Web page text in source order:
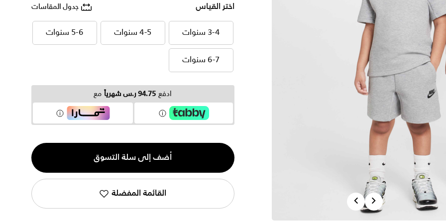
PreviousNext
اختر القياس جدول المقاسات
3-4 سنوات 3-4 سنوات 4-5 سنوات 4-5 سنوات 5-6 سنوات 5-6 سنوات
6-7 سنوات 6-7 سنوات
ادفع 94.75 ر.س شهرياً مع
الكمية
1
أضف إلى سلة التسوق
القائمة المفضلة